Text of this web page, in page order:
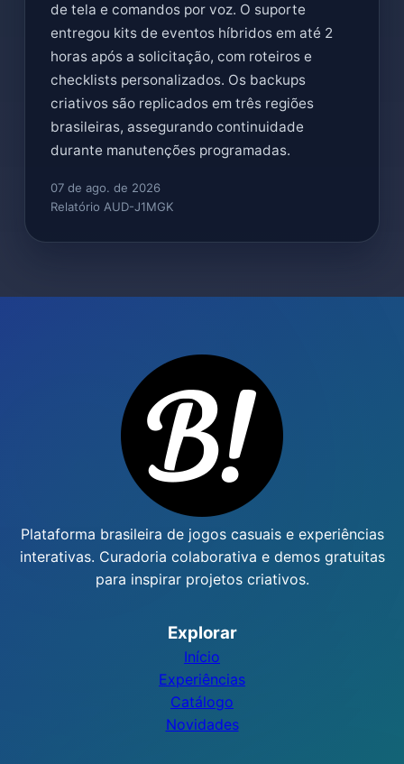
de tela e comandos por voz. O suporte
entregou kits de eventos híbridos em até 2
horas após a solicitação, com roteiros e
checklists personalizados. Os backups
criativos são replicados em três regiões
brasileiras, assegurando continuidade
durante manutenções programadas.
07 de ago. de 2026
Relatório AUD-J1MGK
Plataforma brasileira de jogos casuais e experiências
interativas. Curadoria colaborativa e demos gratuitas
para inspirar projetos criativos.
Explorar
Início
Experiências
Catálogo
Novidades